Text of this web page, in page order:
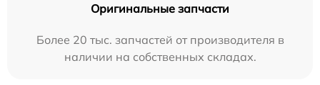
Оригинальные запчасти
Более 20 тыс. запчастей от производителя в
наличии на собственных складах.